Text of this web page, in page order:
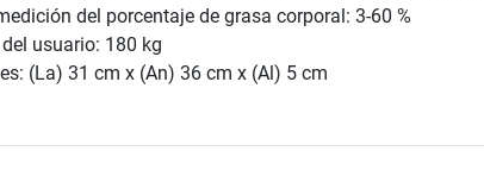
del porcentaje de grasa corporal: 3-60 %
usuario: 180 kg
(La) 31 cm x (An) 36 cm x (Al) 5 cm